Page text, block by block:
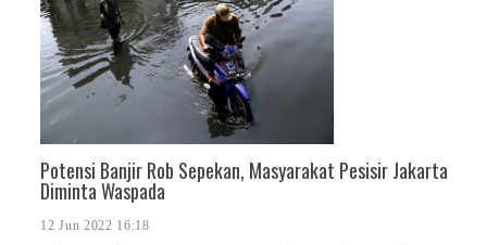
Potensi Banjir Rob Sepekan, Masyarakat Pesisir Jakarta
Diminta Waspada
12 Jun 2022 16:18